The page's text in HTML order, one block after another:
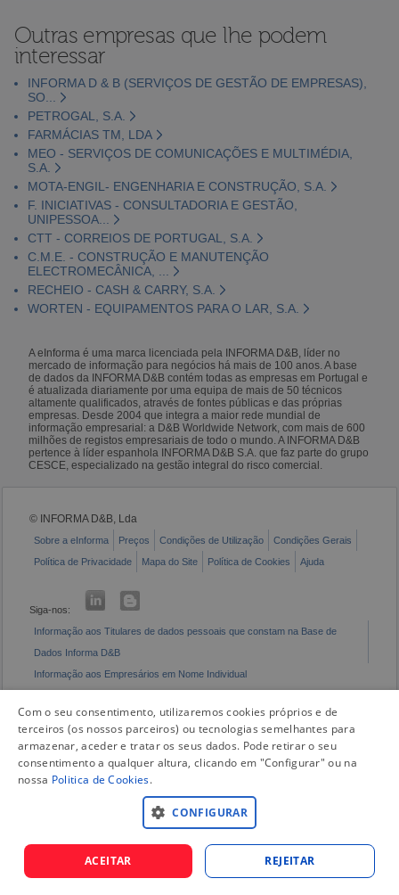
Outras empresas que lhe podem
interessar
INFORMA D & B (SERVIÇOS DE GESTÃO DE EMPRESAS),
SO...
PETROGAL, S.A.
FARMÁCIAS TM, LDA
MEO - SERVIÇOS DE COMUNICAÇÕES E MULTIMÉDIA,
S.A.
MOTA-ENGIL- ENGENHARIA E CONSTRUÇÃO, S.A.
F. INICIATIVAS - CONSULTADORIA E GESTÃO,
UNIPESSOA...
CTT - CORREIOS DE PORTUGAL, S.A.
C.M.E. - CONSTRUÇÃO E MANUTENÇÃO
ELECTROMECÂNICA, ...
RECHEIO - CASH & CARRY, S.A.
WORTEN - EQUIPAMENTOS PARA O LAR, S.A.
A eInforma é uma marca licenciada pela INFORMA D&B, líder no
mercado de informação para negócios há mais de 100 anos. A base
de dados da INFORMA D&B contém todas as empresas em Portugal e
é atualizada diariamente por uma equipa de mais de 50 técnicos
altamente qualificados, através de fontes públicas e das próprias
empresas. Desde 2004 que integra a maior rede mundial de
informação empresarial: a D&B Worldwide Network, com mais de 600
milhões de registos empresariais de todo o mundo. A INFORMA D&B
pertence à líder espanhola INFORMA D&B S.A. que faz parte do grupo
CESCE, especializado na gestão integral do risco comercial.
© INFORMA D&B, Lda
Sobre a eInforma Preços Condições de Utilização
Condições Gerais
Política de Privacidade
Mapa do Site Política de Cookies Ajuda
Siga-nos:
Informação aos Titulares de dados pessoais que constam na Base de
Dados Informa D&B
Informação aos Empresários em Nome Individual
Com o seu consentimento, utilizaremos cookies próprios e de
terceiros (os nossos parceiros) ou tecnologias semelhantes para
armazenar, aceder e tratar os seus dados. Pode retirar o seu
consentimento a qualquer altura, clicando em "Configurar" ou na
nossa Politica de Cookies.
CONFIGURAR
ACEITAR REJEITAR